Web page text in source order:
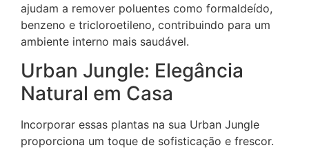
ajudam a remover poluentes como formaldeído,
benzeno e tricloroetileno, contribuindo para um
ambiente interno mais saudável.
Urban Jungle: Elegância
Natural em Casa
Incorporar essas plantas na sua Urban Jungle
proporciona um toque de sofisticação e frescor.